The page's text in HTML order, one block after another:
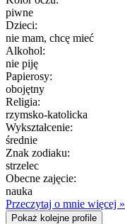
piwne
Dzieci:
nie mam, chcę mieć
Alkohol:
nie piję
Papierosy:
obojętny
Religia:
rzymsko-katolicka
Wykształcenie:
średnie
Znak zodiaku:
strzelec
Obecne zajęcie:
nauka
Przeczytaj o mnie więcej »
Pokaż kolejne profile